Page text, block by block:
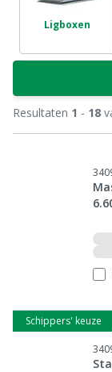
Ligboxen
Resultaten 1 - 18
Schippers' keuze